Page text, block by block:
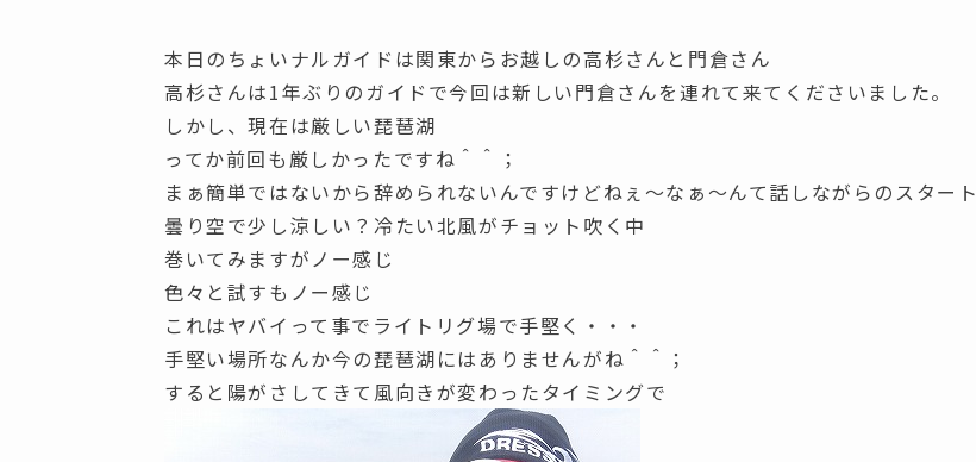
本日のちょいナルガイドは関東からお越しの高杉さんと門倉さん
高杉さんは1年ぶりのガイドで今回は新しい門倉さんを連れて来てくださいました。
しかし、現在は厳しい琵琶湖
ってか前回も厳しかったですね＾＾；
まぁ簡単ではないから辞められないんですけどねぇ～なぁ～んて話しながらのスタート
曇り空で少し涼しい？冷たい北風がチョット吹く中
巻いてみますがノー感じ
色々と試すもノー感じ
これはヤバイって事でライトリグ場で手堅く・・・
手堅い場所なんか今の琵琶湖にはありませんがね＾＾；
すると陽がさしてきて風向きが変わったタイミングで